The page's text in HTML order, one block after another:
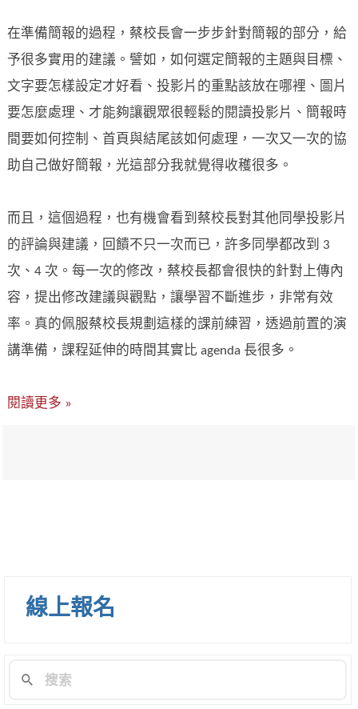
在準備簡報的過程，蔡校長會一步步針對簡報的部分，給
予很多實用的建議。譬如，如何選定簡報的主題與目標、
文字要怎樣設定才好看、投影片的重點該放在哪裡、圖片
要怎麼處理、才能夠讓觀眾很輕鬆的閱讀投影片、簡報時
間要如何控制、首頁與結尾該如何處理，一次又一次的協
助自己做好簡報，光這部分我就覺得收穫很多。
而且，這個過程，也有機會看到蔡校長對其他同學投影片
的評論與建議，回饋不只一次而已，許多同學都改到 3
次、4 次。每一次的修改，蔡校長都會很快的針對上傳內
容，提出修改建議與觀點，讓學習不斷進步，非常有效
率。真的佩服蔡校長規劃這樣的課前練習，透過前置的演
講準備，課程延伸的時間其實比 agenda 長很多。
閱讀更多 »
線上報名